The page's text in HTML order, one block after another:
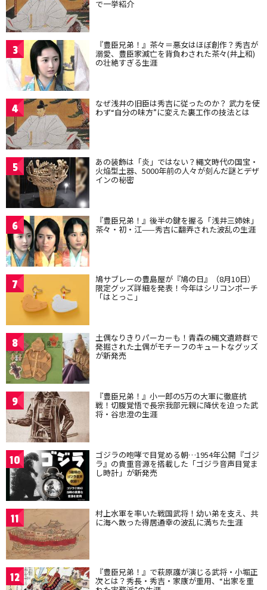
で一挙紹介
3 『豊臣兄弟！』茶々＝悪女はほぼ創作？秀吉が
溺愛、豊臣家滅亡を背負わされた茶々(井上和)
の壮絶すぎる生涯
4 なぜ浅井の旧臣は秀吉に従ったのか？ 武力を使
わず“自分の味方”に変えた裏工作の技法とは
5 あの装飾は「炎」ではない？縄文時代の国宝・
火焔型土器、5000年前の人々が刻んだ謎とデザ
インの秘密
6 『豊臣兄弟！』後半の鍵を握る「浅井三姉妹」
茶々・初・江——秀吉に翻弄された波乱の生涯
7 鳩サブレーの豊島屋が『鳩の日』（8月10日）
限定グッズ詳細を発表！今年はシリコンポーチ
「はとっこ」
8 土偶なりきりパーカーも！青森の縄文遺跡群で
発掘された土偶がモチーフのキュートなグッズ
が新発売
9 『豊臣兄弟！』小一郎の5万の大軍に徹底抗
戦！切腹覚悟で長宗我部元親に降伏を迫った武
将・谷忠澄の生涯
10 ゴジラの咆哮で目覚める朝…1954年公開『ゴジ
ラ』の貴重音源を搭載した「ゴジラ音声目覚ま
し時計」が新発売
11 村上水軍を率いた戦国武将！幼い弟を支え、共
に海へ散った得居通幸の波乱に満ちた生涯
12 『豊臣兄弟！』で萩原護が演じる武将・小堀正
次とは？秀長・秀吉・家康が重用、“出家を重